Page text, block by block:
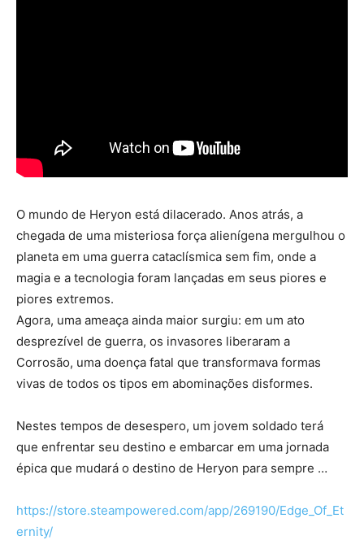
O mundo de Heryon está dilacerado. Anos atrás, a
chegada de uma misteriosa força alienígena mergulhou o
planeta em uma guerra cataclísmica sem fim, onde a
magia e a tecnologia foram lançadas em seus piores e
piores extremos.
Agora, uma ameaça ainda maior surgiu: em um ato
desprezível de guerra, os invasores liberaram a
Corrosão, uma doença fatal que transformava formas
vivas de todos os tipos em abominações disformes.
Nestes tempos de desespero, um jovem soldado terá
que enfrentar seu destino e embarcar em uma jornada
épica que mudará o destino de Heryon para sempre …
https://store.steampowered.com/app/269190/Edge_Of_Et
ernity/